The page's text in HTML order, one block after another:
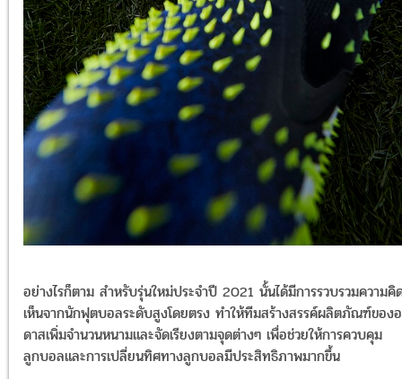
อย่างไรก็ตาม สำหรับรุ่นใหม่ประจำปี 2021 นั้นได้มีการรวบรวมความคิ
เห็นจากนักฟุตบอลระดับสูงโดยตรง ทำให้ทีมสร้างสรรค์ผลิตภัณฑ์ของ
ดาสเพิ่มจำนวนหนามและจัดเรียงตามจุดต่างๆ เพื่อช่วยให้การควบคุม
ลูกบอลและการเปลี่ยนทิศทางลูกบอลมีประสิทธิภาพมากขึ้น